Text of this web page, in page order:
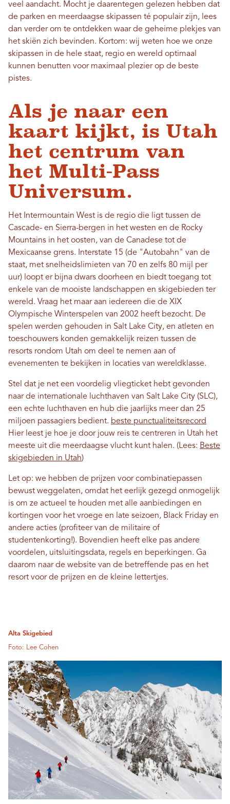
veel aandacht. Mocht je daarentegen gelezen hebben dat
de parken en meerdaagse skipassen té populair zijn, lees
dan verder om te ontdekken waar de geheime plekjes van
het skiën zich bevinden. Kortom: wij weten hoe we onze
skipassen in de hele staat, regio en wereld optimaal
kunnen benutten voor maximaal plezier op de beste
pistes.
Als je naar een
kaart kijkt, is Utah
het centrum van
het Multi-Pass
Universum.
Het Intermountain West is de regio die ligt tussen de
Cascade- en Sierra-bergen in het westen en de Rocky
Mountains in het oosten, van de Canadese tot de
Mexicaanse grens. Interstate 15 (de "Autobahn" van de
staat, met snelheidslimieten van 70 en zelfs 80 mijl per
uur) loopt er bijna dwars doorheen en biedt toegang tot
enkele van de mooiste landschappen en skigebieden ter
wereld. Vraag het maar aan iedereen die de XIX
Olympische Winterspelen van 2002 heeft bezocht. De
spelen werden gehouden in Salt Lake City, en atleten en
toeschouwers konden gemakkelijk reizen tussen de
resorts rondom Utah om deel te nemen aan of
evenementen te bekijken in locaties van wereldklasse.
Stel dat je net een voordelig vliegticket hebt gevonden
naar de internationale luchthaven van Salt Lake City (SLC),
een echte luchthaven en hub die jaarlijks meer dan 25
miljoen passagiers bedient. beste punctualiteitsrecord
Hier leest je hoe je door jouw reis te centreren in Utah het
meeste uit die meerdaagse vlucht kunt halen. (Lees: Beste
skigebieden in Utah)
Let op: we hebben de prijzen voor combinatiepassen
bewust weggelaten, omdat het eerlijk gezegd onmogelijk
is om ze actueel te houden met alle aanbiedingen en
kortingen voor het vroege en late seizoen, Black Friday en
andere acties (profiteer van de militaire of
studentenkorting!). Bovendien heeft elke pas andere
voordelen, uitsluitingsdata, regels en beperkingen. Ga
daarom naar de website van de betreffende pas en het
resort voor de prijzen en de kleine lettertjes.
Alta Skigebied
Foto: Lee Cohen